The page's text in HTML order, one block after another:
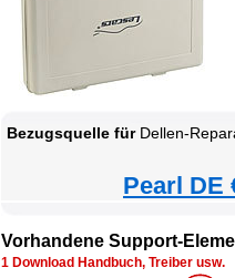
Bezugsquelle fürDellen-
Pearl DE
Vorhandene Support-
1 Download Handbuch, Treiber usw.